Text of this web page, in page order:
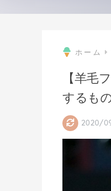
ホーム
【羊毛
するも
2020/